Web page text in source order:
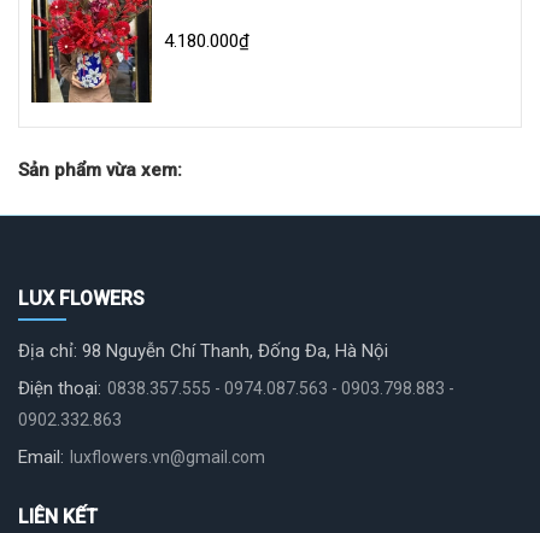
4.180.000₫
Sản phẩm vừa xem:
LUX FLOWERS
Địa chỉ: 98 Nguyễn Chí Thanh, Đống Đa, Hà Nội
Điện thoại: 0838.357.555 - 0974.087.563 - 0903.798.883 -
0902.332.863
Email: luxflowers.vn@gmail.com
LIÊN KẾT